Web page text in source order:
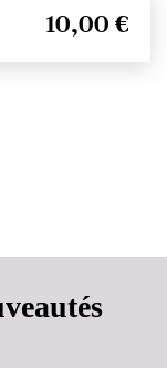
10,00 €